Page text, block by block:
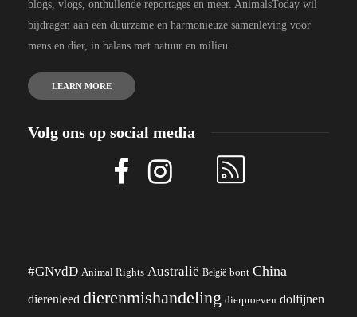
blogs, vlogs, onthullende reportages en meer. AnimalsToday wil
bijdragen aan een duurzame en harmonieuze samenleving voor
mens en dier, in balans met natuur en milieu.
LEARN MORE
Volg ons op social media
#GNvdD Animal Rights Australië België bont China
dierenleed dierenmishandeling dierproeven dolfijnen